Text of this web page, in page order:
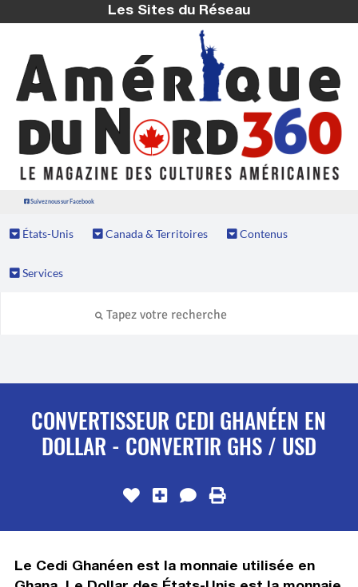
Les Sites du Réseau
Suivez nous sur Facebook
États-Unis Canada & Territoires Contenus
Services
CONVERTISSEUR CEDI GHANÉEN EN
DOLLAR - CONVERTIR GHS / USD
Le Cedi Ghanéen est la monnaie utilisée en